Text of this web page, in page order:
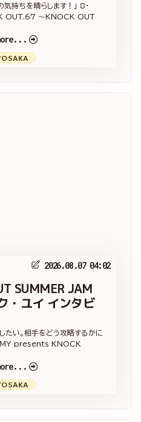
気持ちを晴らします！」 8・
OUT.67 ～KNOCK OUT
2026.08.07 04:02
SUMMER JAM
・ユイ インタビ
たい。相手をどう攻略するかに
presents KNOCK